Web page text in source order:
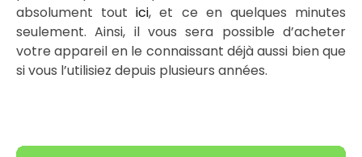
absolument toutici, et ce en quelques minutes
seulement. Ainsi, il vous sera possible d’acheter
votre appareil en le connaissant déjà aussi bien que
si vous l’utilisiez depuis plusieurs années.